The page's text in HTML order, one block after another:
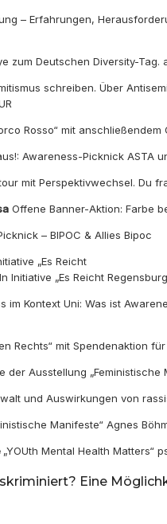
– Erfahrungen,
zum Deutschen Diversity-
schreiben. Über
Rosso“ mit
Awareness-Picknick ASTA
mit Perspektivwechsel. Du
Offene Banner-Aktion: Farbe
– BIPOC & Allies Bipoc
„Es Reicht
Initiative „Es Reicht
im Kontext Uni: Was ist
Rechts“ mit Spendenaktion
der Ausstellung „Feministische
und Auswirkungen von
Manifeste“ Agnes
„YOUth Mental Health Matters“
Eine